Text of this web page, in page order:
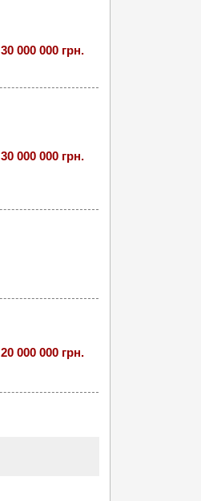
30 000 000 грн.
30 000 000 грн.
20 000 000 грн.